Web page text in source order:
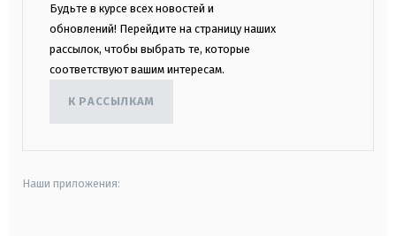
Будьте в курсе всех новостей и
обновлений! Перейдите на страницу наших
рассылок, чтобы выбрать те, которые
соответствуют вашим интересам.
К РАССЫЛКАМ
Наши приложения: